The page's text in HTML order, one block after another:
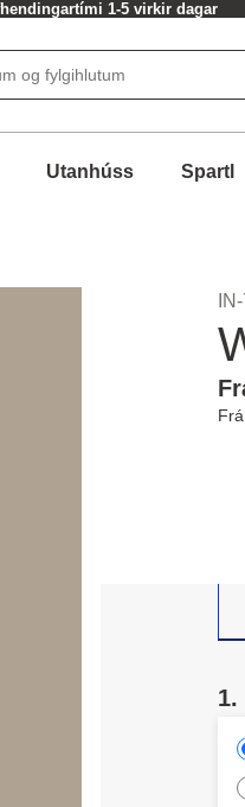
1-5 virkir dagar
Utanhúss Spartl
1.